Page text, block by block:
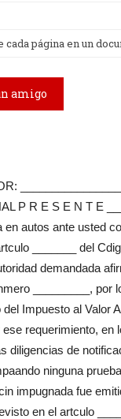
cada página en un
amigo
P R E S E N T E
en autos ante usted
_______ del
demandada
_________, por
Impuesto al
requerimiento,
diligencias de
ninguna
impugnada fue
en el artculo